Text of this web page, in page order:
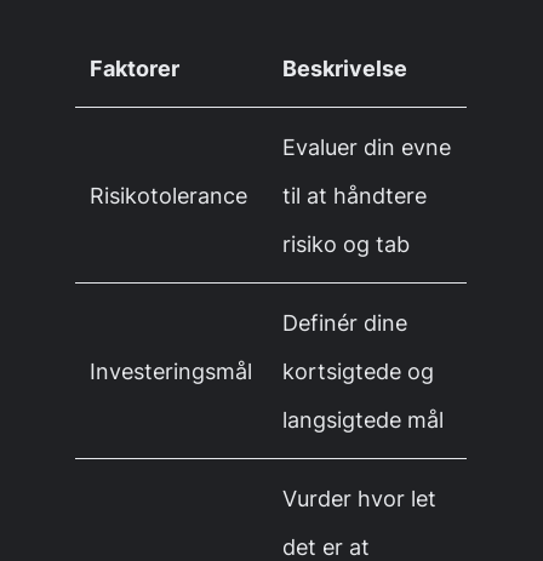
Faktorer Beskrivelse
Risikotolerance
Evaluer din evne
til at håndtere
risiko og tab
Investeringsmål
Definér dine
kortsigtede og
langsigtede mål
Vurder hvor let
det er at